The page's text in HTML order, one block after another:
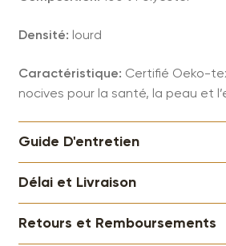
Densité: lourd
Caractéristique: Certifié Oeko-
nocives pour la santé, la peau et
Guide D'entretien
Délai et Livraison
Retours et Remboursements